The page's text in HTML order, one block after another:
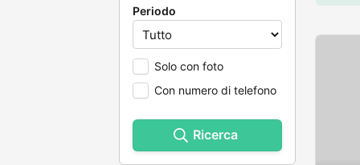
Periodo
Solo con foto
Con numero di telefono
Ricerca